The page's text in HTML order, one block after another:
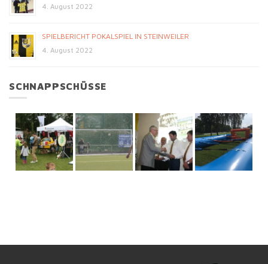
4. August 2022
SPIELBERICHT POKALSPIEL IN STEINWEILER
4. August 2022
SCHNAPPSCHÜSSE